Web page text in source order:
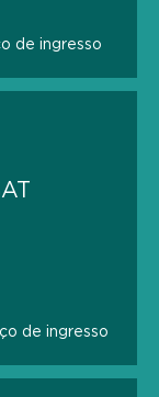
de ingresso
de ingresso